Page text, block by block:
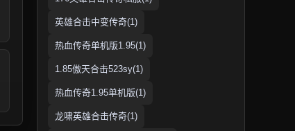
英雄合击中变传奇(1)
热血传奇单机版1.95(1)
1.85傲天合击523sy(1)
热血传奇1.95单机版(1)
龙啸英雄合击传奇(1)